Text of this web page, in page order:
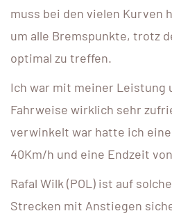
muss bei den vielen Kurven
um alle Bremspunkte, trotz
optimal zu treffen.
Ich war mit meiner Leistung
Fahrweise wirklich sehr
verwinkelt war hatte ich
40Km/h und eine Endzeit
Rafal Wilk (POL) ist auf
Strecken mit Anstiegen